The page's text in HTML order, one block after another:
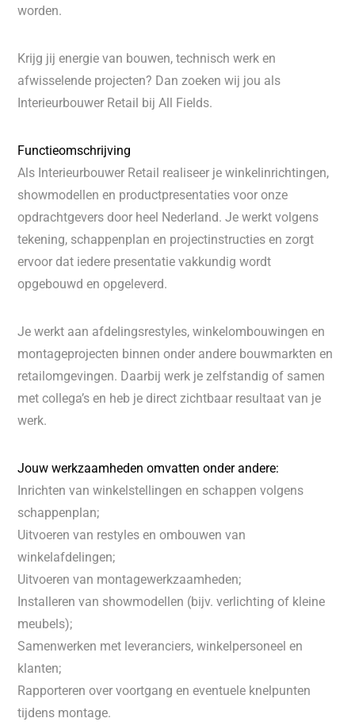
worden.
Krijg jij energie van bouwen, technisch werk en
afwisselende projecten? Dan zoeken wij jou als
Interieurbouwer Retail bij All Fields.
Functieomschrijving
Als Interieurbouwer Retail realiseer je winkelinrichtingen,
showmodellen en productpresentaties voor onze
opdrachtgevers door heel Nederland. Je werkt volgens
tekening, schappenplan en projectinstructies en zorgt
ervoor dat iedere presentatie vakkundig wordt
opgebouwd en opgeleverd.
Je werkt aan afdelingsrestyles, winkelombouwingen en
montageprojecten binnen onder andere bouwmarkten en
retailomgevingen. Daarbij werk je zelfstandig of samen
met collega’s en heb je direct zichtbaar resultaat van je
werk.
Jouw werkzaamheden omvatten onder andere:
Inrichten van winkelstellingen en schappen volgens
schappenplan;
Uitvoeren van restyles en ombouwen van
winkelafdelingen;
Uitvoeren van montagewerkzaamheden;
Installeren van showmodellen (bijv. verlichting of kleine
meubels);
Samenwerken met leveranciers, winkelpersoneel en
klanten;
Rapporteren over voortgang en eventuele knelpunten
tijdens montage.